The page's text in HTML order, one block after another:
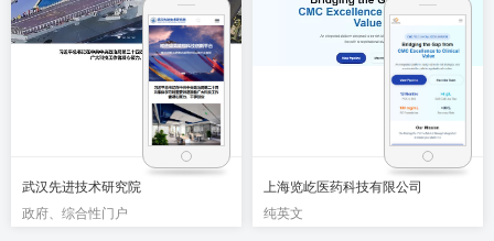
武汉先进技术研究院
政府、综合性门户
上海览屹医药科技有限公司
纯英文